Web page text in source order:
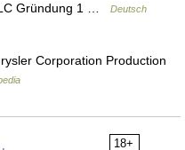
Gründung 1 …
Deutsch
Corporation Production
18+